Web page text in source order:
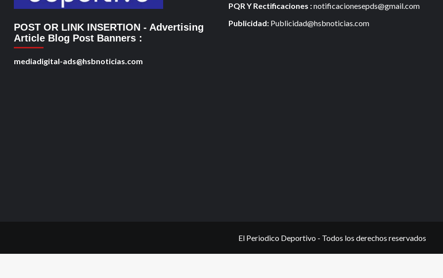
POST OR LINK INSERTION - Advertising
Article Blog Post Banners :
mediadigital-ads@hsbnoticias.com
PQR Y Rectificaciones :notificacionesepds@gmail.com
Publicidad: Publicidad@hsbnoticias.com